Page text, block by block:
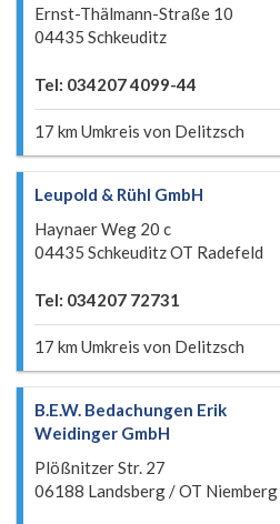
Ernst-Thälmann-Straße 10
04435 Schkeuditz
Tel: 034207 4099-44
17 km Umkreis von Delitzsch
Leupold & Rühl GmbH
Haynaer Weg 20 c
04435 Schkeuditz OT Radefeld
Tel: 034207 72731
17 km Umkreis von Delitzsch
B.E.W. Bedachungen Erik
Weidinger GmbH
Plößnitzer Str. 27
06188 Landsberg / OT Niemberg